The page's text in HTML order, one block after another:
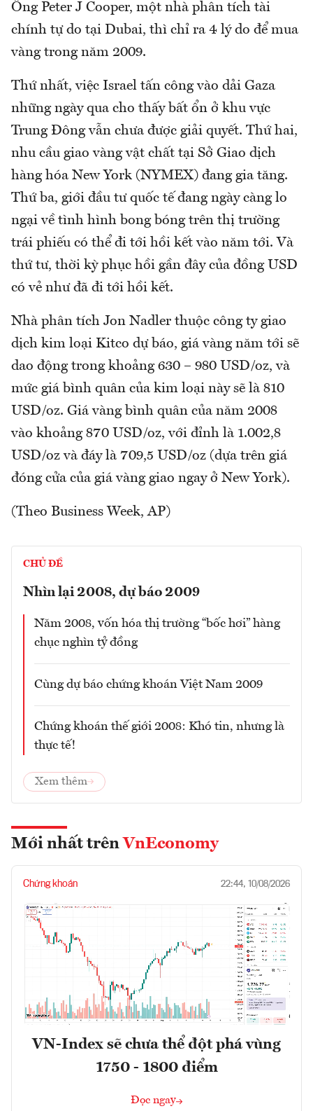
Ông Peter J Cooper, một nhà phân tích tài
chính tự do tại Dubai, thì chỉ ra 4 lý do để mua
vàng trong năm 2009.
Thứ nhất, việc Israel tấn công vào dải Gaza
những ngày qua cho thấy bất ổn ở khu vực
Trung Đông vẫn chưa được giải quyết. Thứ hai,
nhu cầu giao vàng vật chất tại Sở Giao dịch
hàng hóa New York (NYMEX) đang gia tăng.
Thứ ba, giới đầu tư quốc tế đang ngày càng lo
ngại về tình hình bong bóng trên thị trường
trái phiếu có thể đi tới hồi kết vào năm tới. Và
thứ tư, thời kỳ phục hồi gần đây của đồng USD
có vẻ như đã đi tới hồi kết.
Nhà phân tích Jon Nadler thuộc công ty giao
dịch kim loại Kitco dự báo, giá vàng năm tới sẽ
dao động trong khoảng 630 – 980 USD/oz, và
mức giá bình quân của kim loại này sẽ là 810
USD/oz. Giá vàng bình quân của năm 2008
vào khoảng 870 USD/oz, với đỉnh là 1.002,8
USD/oz và đáy là 709,5 USD/oz (dựa trên giá
đóng cửa của giá vàng giao ngay ở New York).
(Theo Business Week, AP)
CHỦ ĐỀ
Nhìn lại 2008, dự báo 2009
Năm 2008, vốn hóa thị trường “bốc hơi” hàng
chục nghìn tỷ đồng
Cùng dự báo chứng khoán Việt Nam 2009
Chứng khoán thế giới 2008: Khó tin, nhưng là
thực tế!
Xem thêm
Mới nhất trên VnEconomy
Chứng khoán 22:44, 10/08/2026
VN-Index sẽ chưa thể đột phá vùng
1750 - 1800 điểm
Đọc ngay